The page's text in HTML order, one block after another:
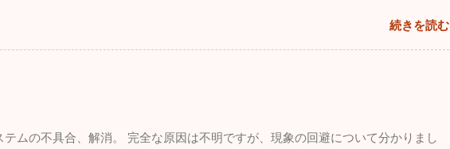
続きを読む
ムの不具合、解消。 完全な原因は不明ですが、現象の回避について分かりまし